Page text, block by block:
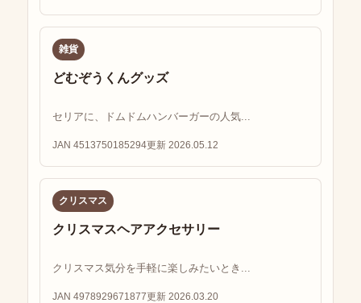
雑貨
どむぞうくんグッズ
セリアに、ドムドムハンバーガーの人気...
JAN 4513750185294更新 2026.05.12
クリスマス
クリスマスヘアアクセサリー
クリスマス気分を手軽に楽しみたいとき...
JAN 4978929671877更新 2026.03.20